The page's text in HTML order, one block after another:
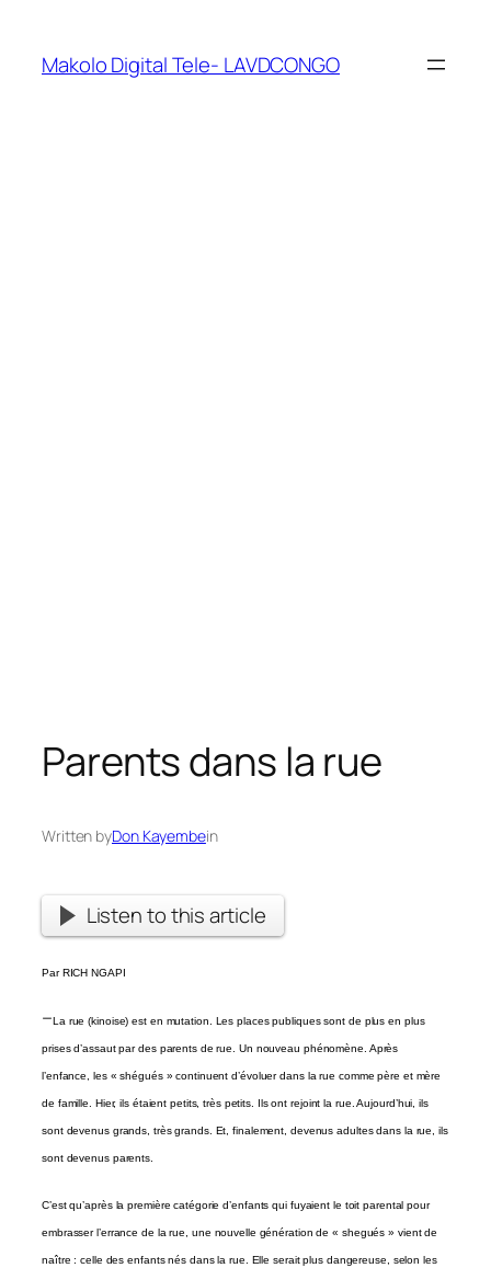
Makolo Digital Tele- LAVDCONGO
Parents dans la rue
Written byDon Kayembein
Listen to this article
Par RICH NGAPI
–La rue (kinoise) est en mutation. Les places publiques sont de plus en plus
prises d’assaut par des parents de rue. Un nouveau phénomène. Après
l’enfance, les « shégués » continuent d’évoluer dans la rue comme père et mère
de famille. Hier, ils étaient petits, très petits. Ils ont rejoint la rue. Aujourd’hui, ils
sont devenus grands, très grands. Et, finalement, devenus adultes dans la rue, ils
sont devenus parents.
C’est qu’après la première catégorie d’enfants qui fuyaient le toit parental pour
embrasser l’errance de la rue, une nouvelle génération de « shegués » vient de
naître : celle des enfants nés dans la rue. Elle serait plus dangereuse, selon les